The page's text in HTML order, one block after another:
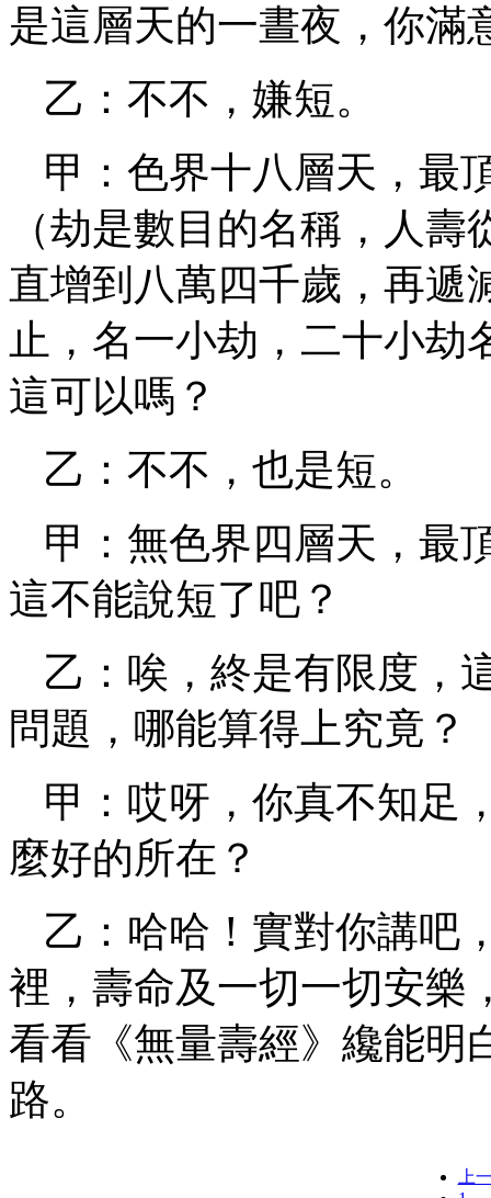
是這層天的一晝夜，你滿
乙：不不，嫌短。
甲：色界十八層天，最
（劫是數目的名稱，人
直增到八萬四千歲，再遞
止，名一小劫，二十小劫
這可以嗎？
乙：不不，也是短。
甲：無色界四層天，最
這不能說短了吧？
乙：唉，終是有限度，
問題，哪能算得上究竟？
甲：哎呀，你真不知足
麼好的所在？
乙：哈哈！實對你講吧
裡，壽命及一切一切安樂
看看《無量壽經》纔能明
路。
上